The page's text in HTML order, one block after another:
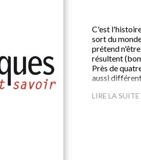
C'est
sort du
prétend
résultent
Près de
aussi
trafiquant,
LIRE LA SUITE